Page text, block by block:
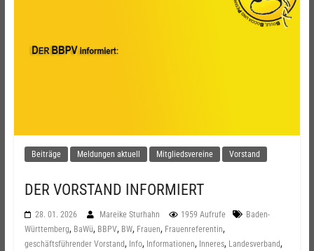
Beiträge Meldungen aktuell Mitgliedsvereine Vorstand
DER VORSTAND INFORMIERT
28. 01. 2026 Mareike Sturhahn 1959 Aufrufe
Baden-
Württemberg, BaWü, BBPV, BW, Frauen, Frauenreferentin,
geschäftsführender Vorstand, Info, Informationen, Inneres, Landesverband,